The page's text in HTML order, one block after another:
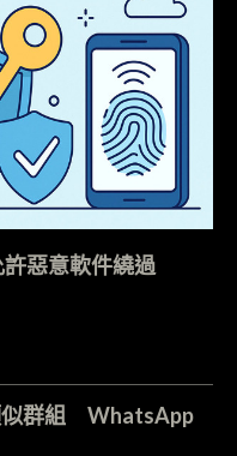
惡意軟件繞過
似群組 WhatsApp